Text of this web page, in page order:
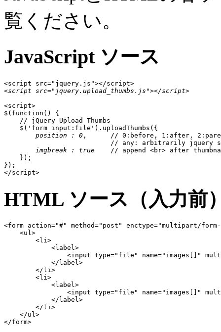
覧ください。
JavaScript ソース
<script src="jquery.upload_thumbs.js"></script>
<script>
$(function() {
    // jQuery Upload Thumbs
    $('form input:file').uploadThumbs({
position : 0 ,      // 0:before, 1:after,
// any: arbitrarily jquery
imgbreak : true
// append <br> after
    });
});
</script>
HTML ソース（入力前
<form action="#" method="post" enctype="multipart/
    <ul>
        <li>
            <label>
<input type="file" name="images[]"
            </label>
        </li>
        <li>
            <label>
<input type="file" name="images[]"
            </label>
        </li>
    </ul>
</form>